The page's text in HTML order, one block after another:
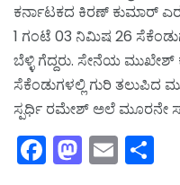
ಕರ್ನಾಟಕದ ಕಿರಣ್ ಕುಮಾರ್
1 ಗಂಟೆ 03 ನಿಮಿಷ 26
ಬೆಳ್ಳಿ ಗೆದ್ದರು. ಸೇನೆಯ
ಸೆಕೆಂಡುಗಳಲ್ಲಿ ಗುರಿ ತಲುಪಿದ
ಸ್ಪರ್ಧಿ ರಮೇಶ್ ಅಲೆ ಮೂರನೇ
Facebook
Email